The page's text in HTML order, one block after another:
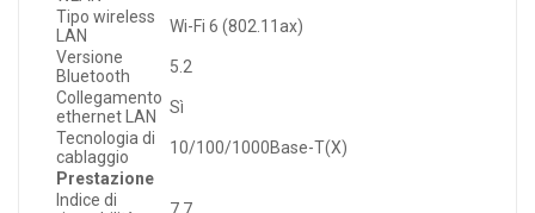
Tipo wireless
LAN
Wi-Fi 6 (802.11ax)
Versione
Bluetooth
5.2
Collegamento
ethernet LAN
Sì
Tecnologia di
cablaggio
10/100/1000Base-T(X)
Prestazione
Indice di